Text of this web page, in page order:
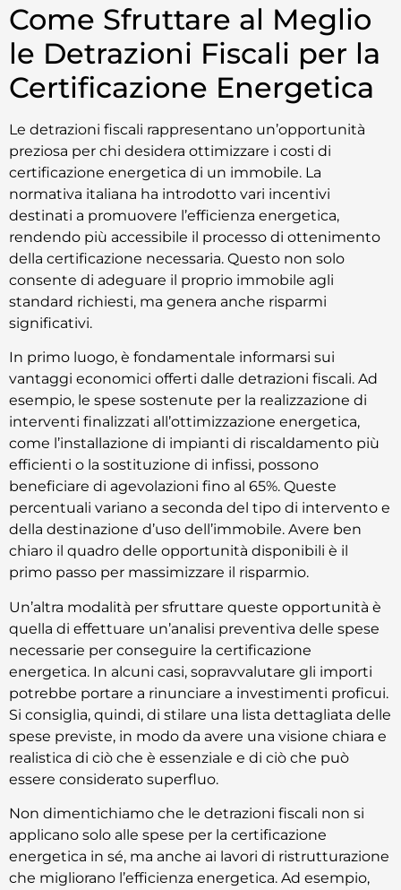
Come Sfruttare al Meglio
le Detrazioni Fiscali per la
Certificazione Energetica
Le detrazioni fiscali rappresentano un’opportunità
preziosa per chi desidera ottimizzare i costi di
certificazione energetica di un immobile. La
normativa italiana ha introdotto vari incentivi
destinati a promuovere l’efficienza energetica,
rendendo più accessibile il processo di ottenimento
della certificazione necessaria. Questo non solo
consente di adeguare il proprio immobile agli
standard richiesti, ma genera anche risparmi
significativi.
In primo luogo, è fondamentale informarsi sui
vantaggi economici offerti dalle detrazioni fiscali. Ad
esempio, le spese sostenute per la realizzazione di
interventi finalizzati all’ottimizzazione energetica,
come l’installazione di impianti di riscaldamento più
efficienti o la sostituzione di infissi, possono
beneficiare di agevolazioni fino al 65%. Queste
percentuali variano a seconda del tipo di intervento e
della destinazione d’uso dell’immobile. Avere ben
chiaro il quadro delle opportunità disponibili è il
primo passo per massimizzare il risparmio.
Un’altra modalità per sfruttare queste opportunità è
quella di effettuare un’analisi preventiva delle spese
necessarie per conseguire la certificazione
energetica. In alcuni casi, sopravvalutare gli importi
potrebbe portare a rinunciare a investimenti proficui.
Si consiglia, quindi, di stilare una lista dettagliata delle
spese previste, in modo da avere una visione chiara e
realistica di ciò che è essenziale e di ciò che può
essere considerato superfluo.
Non dimentichiamo che le detrazioni fiscali non si
applicano solo alle spese per la certificazione
energetica in sé, ma anche ai lavori di ristrutturazione
che migliorano l’efficienza energetica. Ad esempio,